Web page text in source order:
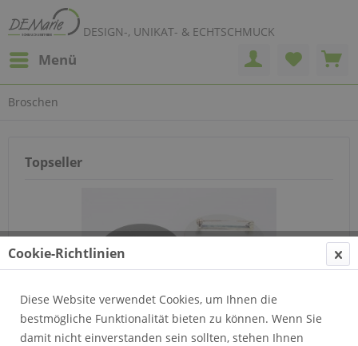
DESIGN-, UNIKAT- & ECHTSCHMUCK
Menü
Broschen
Topseller
Brosche B215
Cookie-Richtlinien
Diese Website verwendet Cookies, um Ihnen die
bestmögliche Funktionalität bieten zu können. Wenn Sie
damit nicht einverstanden sein sollten, stehen Ihnen